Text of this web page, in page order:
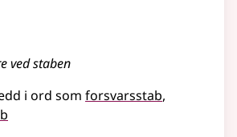
vedstaben
i ord som forsvarsstab